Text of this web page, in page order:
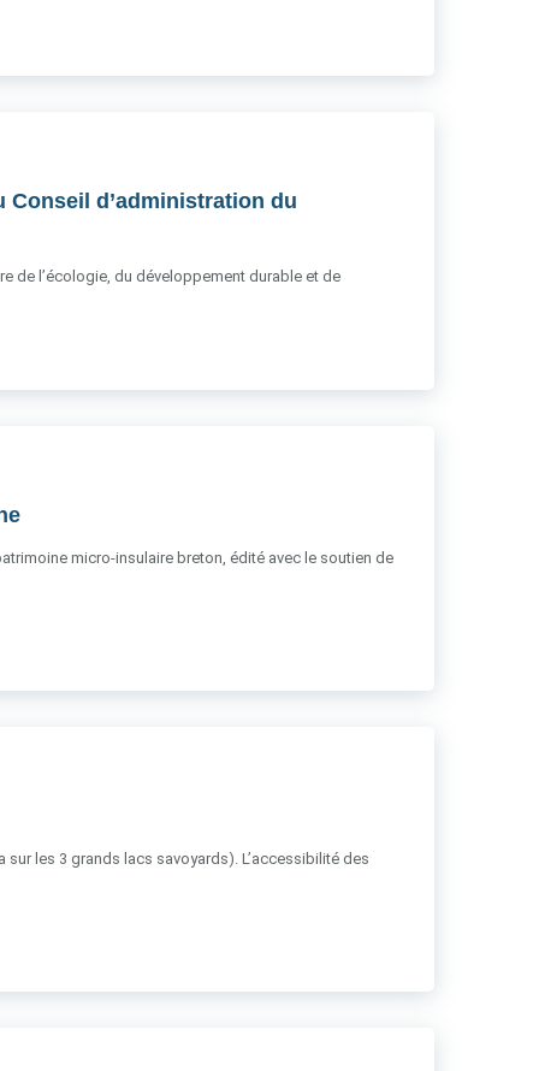
Conseil d’administration du
de l’écologie, du développement durable et de
micro-insulaire breton, édité avec le soutien de
les 3 grands lacs savoyards). L’accessibilité des